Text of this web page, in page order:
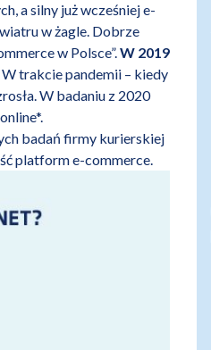
a silny już wcześniej e-
w żagle. Dobrze
w Polsce”.W 2019
W trakcie pandemii – kiedy
W badaniu z 2020
badań firmy kurierskiej
platform e-commerce.